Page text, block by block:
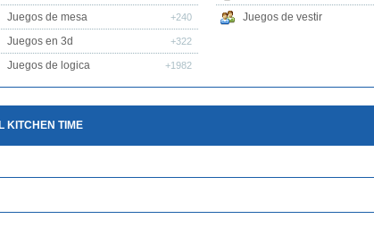
Juegos de mesa +240
Juegos en 3d +322
Juegos de logica +1982
Juegos de vestir
KITCHEN TIME